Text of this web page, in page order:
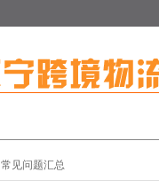
常见问题汇总